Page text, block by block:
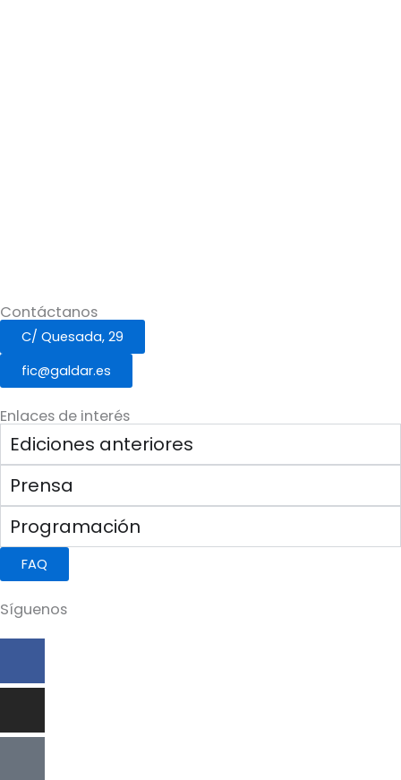
Contáctanos
C/ Quesada, 29
fic@galdar.es
Enlaces de interés
Ediciones anteriores
Prensa
Programación
FAQ
Síguenos
Facebook-
Instagram
Icon-
Youtube